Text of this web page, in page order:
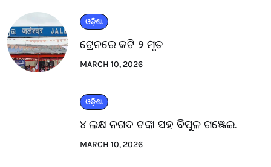
ଓଡ଼ିଶା
ଟ୍ରେନରେ କଟି ୨ ମୃତ
MARCH 10, 2026
ଓଡ଼ିଶା
୪ ଲକ୍ଷ ନଗଦ ଟଙ୍କା ସହ ବିପୁଳ ଗଞ୍ଜେଇ.
MARCH 10, 2026